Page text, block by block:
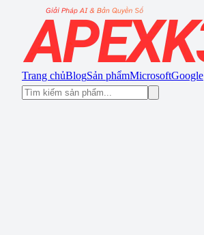
Trang chủBlogSản phẩmMicrosoftGoogle